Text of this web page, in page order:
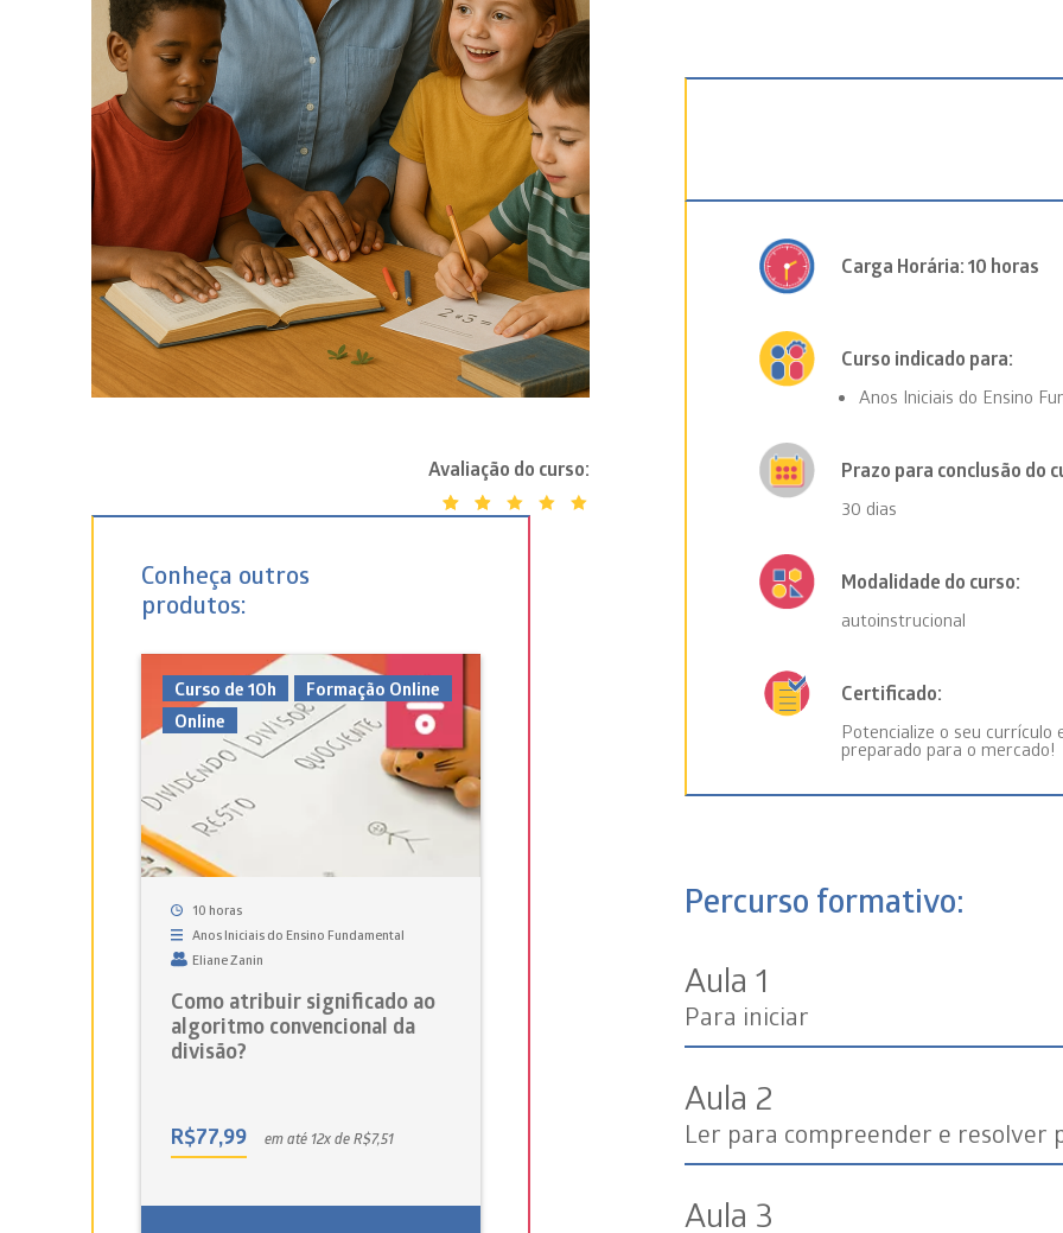
baseado
em
avaliações
clientes
Conheça outros
produtos:
Curso de 10h
Formação Online
Online
10 horas
Anos Iniciais do Ensino Fundamental
Eliane Zanin
Como atribuir significado ao
algoritmo convencional da
divisão?
R$77,99 em até 12x de R$7,51
Carga Horária: 10 horas
Curso indicado para:
Anos Iniciais do Ensino
Prazo para conclusão do
30 dias
Modalidade do curso:
autoinstrucional
Certificado:
Potencialize o seu
preparado para o mercado!
Percurso formativo:
Aula 1
Para iniciar
Aula 2
Ler para compreender e resolver
Aula 3